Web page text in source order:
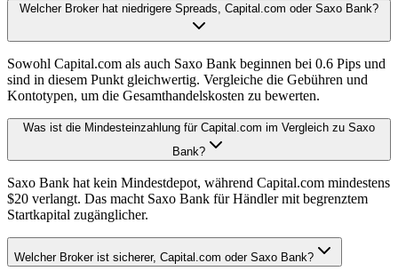
Welcher Broker hat niedrigere Spreads, Capital.com oder Saxo Bank?
Sowohl Capital.com als auch Saxo Bank beginnen bei 0.6 Pips und
sind in diesem Punkt gleichwertig. Vergleiche die Gebühren und
Kontotypen, um die Gesamthandelskosten zu bewerten.
Was ist die Mindesteinzahlung für Capital.com im Vergleich zu Saxo
Bank?
Saxo Bank hat kein Mindestdepot, während Capital.com mindestens
$20 verlangt. Das macht Saxo Bank für Händler mit begrenztem
Startkapital zugänglicher.
Welcher Broker ist sicherer, Capital.com oder Saxo Bank?